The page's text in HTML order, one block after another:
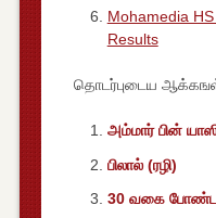
Mohamedia
Results
தொடர்புடைய
அம்மார் பின்
பிலால் (ரழி)
30 வகை